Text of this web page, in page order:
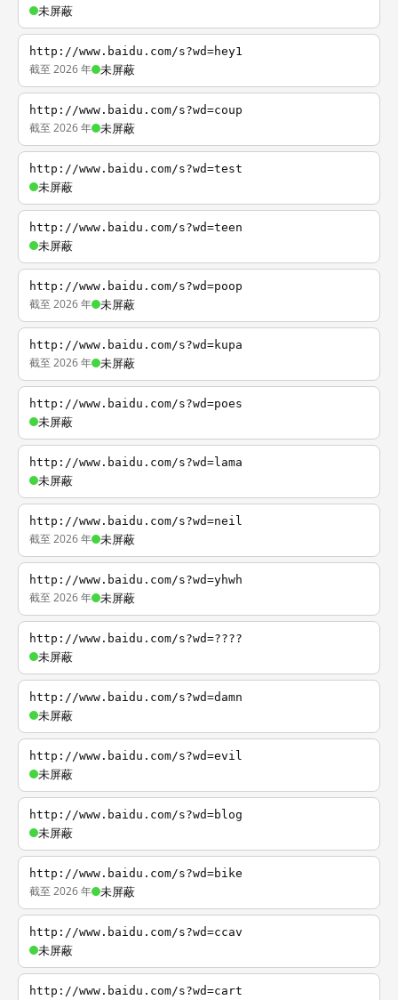
未屏蔽
http://www.baidu.com/s?wd=hey1
截至 2026 年 未屏蔽
http://www.baidu.com/s?wd=coup
截至 2026 年 未屏蔽
http://www.baidu.com/s?wd=test
未屏蔽
http://www.baidu.com/s?wd=teen
未屏蔽
http://www.baidu.com/s?wd=poop
截至 2026 年 未屏蔽
http://www.baidu.com/s?wd=kupa
截至 2026 年 未屏蔽
http://www.baidu.com/s?wd=poes
未屏蔽
http://www.baidu.com/s?wd=lama
未屏蔽
http://www.baidu.com/s?wd=neil
截至 2026 年 未屏蔽
http://www.baidu.com/s?wd=yhwh
截至 2026 年 未屏蔽
http://www.baidu.com/s?wd=????
未屏蔽
http://www.baidu.com/s?wd=damn
未屏蔽
http://www.baidu.com/s?wd=evil
未屏蔽
http://www.baidu.com/s?wd=blog
未屏蔽
http://www.baidu.com/s?wd=bike
截至 2026 年 未屏蔽
http://www.baidu.com/s?wd=ccav
未屏蔽
http://www.baidu.com/s?wd=cart